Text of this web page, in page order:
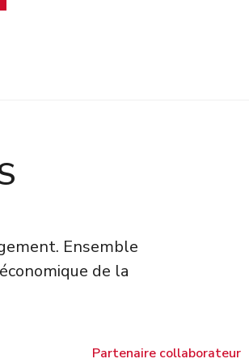
Ensemble
de la
Partenaire collaborateur